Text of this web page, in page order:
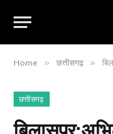
Home » छत्तीसगढ़ »
छत्तीसगढ़